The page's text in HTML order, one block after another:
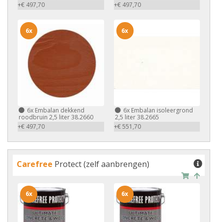
+€ 497,70
+€ 497,70
6x Embalan dekkend
roodbruin 2,5 liter 38.2660
+€ 497,70
6x
6xEmbalan isoleergrond
2,5 liter 38.2665
+€ 551,70
6x
Carefree Protect (zelf aanbrengen)
6x 6x